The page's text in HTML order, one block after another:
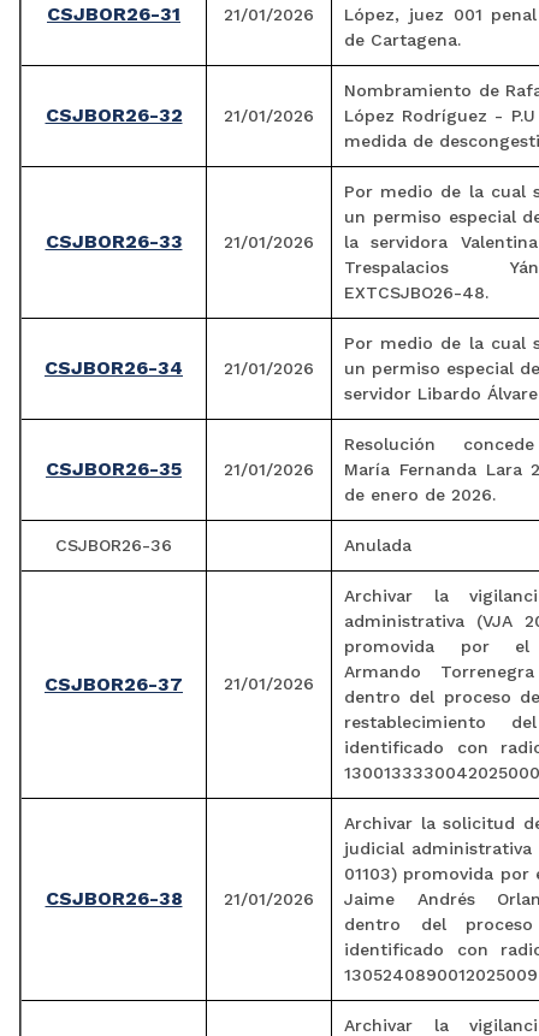
CSJBOR26-31 21/01/2026
López, juez 001
de Cartagena.
CSJBOR26-32 21/01/2026
Nombramiento de
López Rodríguez -
medida de
CSJBOR26-33 21/01/2026
Por medio de la cual
un permiso especial
la servidora
Trespalacios
EXTCSJBO26-48.
CSJBOR26-34 21/01/2026
Por medio de la cual
un permiso especial
servidor Libardo
CSJBOR26-35 21/01/2026
Resolución
María Fernanda Lara
de enero de 2026.
CSJBOR26-36 Anulada
CSJBOR26-37 21/01/2026
Archivar la
administrativa (VJA
promovida por el
Armando
dentro del proceso
restablecimiento
identificado con
CSJBOR26-38 21/01/2026
Archivar la solicitud
judicial administrativa
01103) promovida por
Jaime Andrés
dentro del proceso
identificado con
Archivar la